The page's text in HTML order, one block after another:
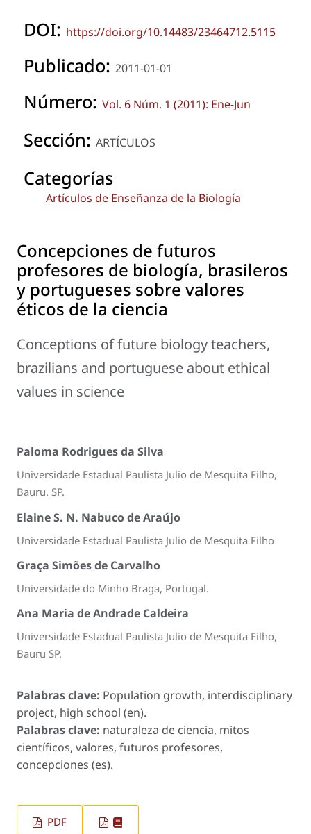
DOI: https://doi.org/10.14483/23464712.5115
Publicado: 2011-01-01
Número: Vol. 6 Núm. 1 (2011): Ene-Jun
Sección: ARTÍCULOS
Categorías
Artículos de Enseñanza de la Biología
Concepciones de futuros
profesores de biología, brasileros
y portugueses sobre valores
éticos de la ciencia
Conceptions of future biology teachers,
brazilians and portuguese about ethical
values in science
Paloma Rodrigues da Silva
Universidade Estadual Paulista Julio de Mesquita Filho,
Bauru. SP.
Elaine S. N. Nabuco de Araújo
Universidade Estadual Paulista Julio de Mesquita Filho
Graça Simões de Carvalho
Universidade do Minho Braga, Portugal.
Ana Maria de Andrade Caldeira
Universidade Estadual Paulista Julio de Mesquita Filho,
Bauru SP.
Palabras clave: Population growth, interdisciplinary
project, high school (en).
Palabras clave: naturaleza de ciencia, mitos
científicos, valores, futuros profesores,
concepciones (es).
PDF